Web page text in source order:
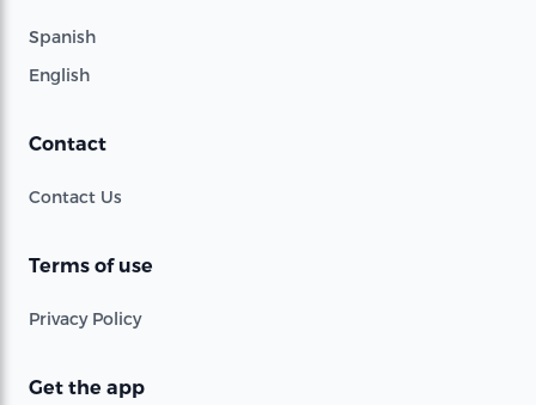
Spanish
English
Contact
Contact Us
Terms of use
Privacy Policy
Get the app